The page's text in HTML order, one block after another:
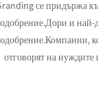
се придържа
и най-
отговорят на нуждите